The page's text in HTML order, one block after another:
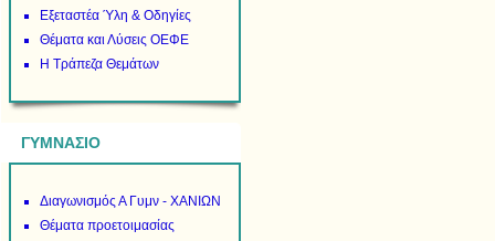
Εξεταστέα Ύλη & Οδηγίες
Θέματα και Λύσεις ΟΕΦΕ
Η Τράπεζα Θεμάτων
ΓΥΜΝΑΣΙΟ
Διαγωνισμός Α Γυμν - ΧΑΝΙΩΝ
Θέματα προετοιμασίας